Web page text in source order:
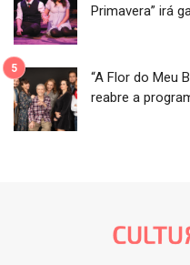
Primavera” irá
“A Flor do Meu
reabre a